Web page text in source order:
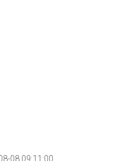
08 09:11:00